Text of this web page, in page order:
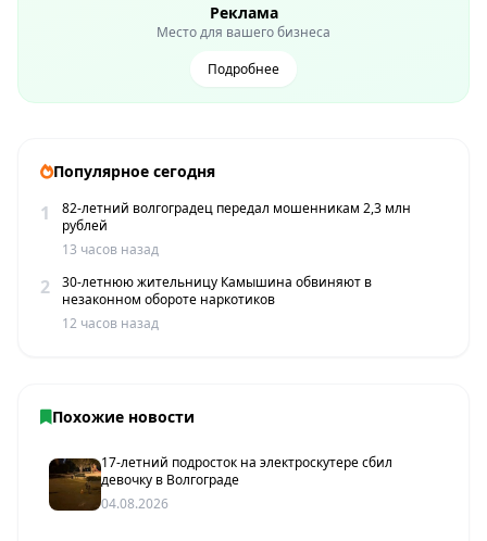
Реклама
Место для вашего бизнеса
Подробнее
Популярное сегодня
1
82-летний волгоградец передал мошенникам 2,3 млн
рублей
13 часов назад
2
30-летнюю жительницу Камышина обвиняют в
незаконном обороте наркотиков
12 часов назад
Похожие новости
17-летний подросток на электроскутере сбил
девочку в Волгограде
04.08.2026